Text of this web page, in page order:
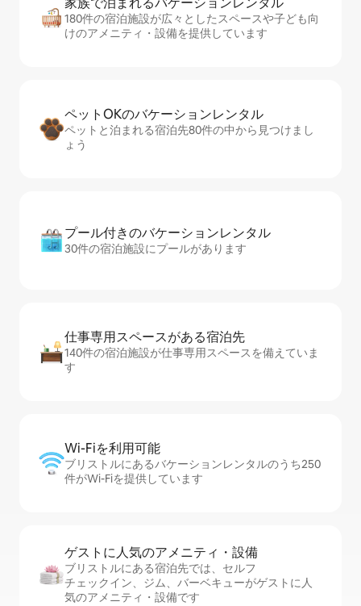
180件の宿泊施設が広々としたスペースや子ども向
けのアメニティ・設備を提供しています
ペットOKのバ⁠ケ⁠ー⁠シ⁠ョ⁠ンレ⁠ン⁠タ⁠ル
ペットと泊まれる宿泊先80件の中から見つけまし
ょう
プール付きのバ⁠ケ⁠ー⁠シ⁠ョ⁠ンレ⁠ン⁠タ⁠ル
30件の宿泊施設にプールがあります
仕事専用ス⁠ペ⁠ー⁠スがあ⁠る宿⁠泊⁠先
140件の宿泊施設が仕事専用スペースを備えていま
す
Wi-Fiを利⁠用⁠可⁠能
ブリストルにあるバケーションレンタルのうち250
件がWi-Fiを提供しています
ゲストに人⁠気⁠のア⁠メ⁠ニ⁠テ⁠ィ・設⁠備
ブリストルにある宿泊先では、セ⁠ル⁠フ
チ⁠ェ⁠ッ⁠ク⁠イ⁠ン、ジム、バーベキューがゲストに人
気のアメニティ・設備です